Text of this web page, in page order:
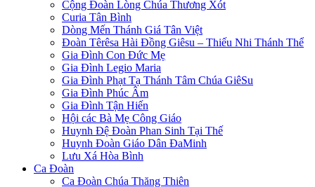
Cộng Đoàn Lòng Chúa Thương Xót
Curia Tân Bình
Dòng Mến Thánh Giá Tân Việt
Đoàn Têrêsa Hài Đồng Giêsu – Thiếu Nhi Thánh Thể
Gia Đình Con Đức Mẹ
Gia Đình Legio Maria
Gia Đình Phạt Tạ Thánh Tâm Chúa GiêSu
Gia Đình Phúc Âm
Gia Đình Tận Hiến
Hội các Bà Mẹ Công Giáo
Huynh Đệ Đoàn Phan Sinh Tại Thế
Huynh Đoàn Giáo Dân ĐaMinh
Lưu Xá Hòa Bình
Ca Đoàn
Ca Đoàn Chúa Thăng Thiên